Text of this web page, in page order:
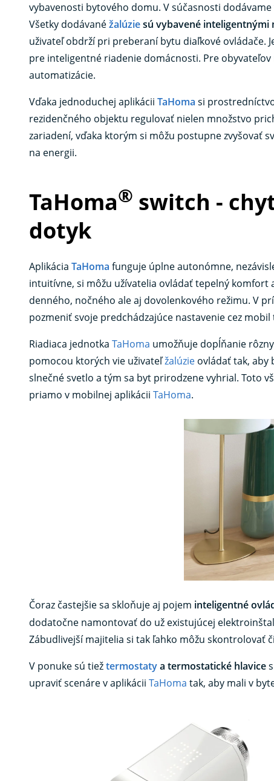
vybavenosti bytového domu. V súčasnosti dodávame
Všetky dodávanéžalúziesú vybavené inteligentnými
uživateľ obdrží pri preberaní bytu diaľkové ovládače.
pre inteligentné riadenie domácnosti. Pre
automatizácie.
Vďaka jednoduchej aplikácii TaHoma si
rezidenčného objektu regulovať nielen množstvo
zariadení, vďaka ktorým si môžu postupne zvyšovať
na energii.
TaHoma® switch -
dotyk
Aplikácia TaHoma funguje úplne autonómne,
intuitívne, si môžu užívatelia ovládať tepelný
denného, nočného ale aj dovolenkového režimu. V
pozmeniť svoje predchádzajúce nastavenie cez
Riadiaca jednotka TaHoma umožňuje dopĺňanie
pomocou ktorých vie uživateľžalúzie ovládať tak, aby
slnečné svetlo a tým sa byt prirodzene vyhrial. Toto
priamo v mobilnej aplikácii TaHoma.
Čoraz častejšie sa skloňuje aj pojem inteligentné
dodatočne namontovať do už existujúcej
Zábudlivejší majitelia si tak ľahko môžu skontrolovať
V ponuke sú tiežtermostatya termostatické hlavice
upraviť scenáre v aplikácii TaHoma tak, aby mali v